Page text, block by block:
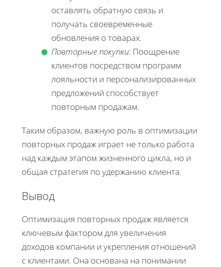
оставлять обратную связь и
получать своевременные
обновления о товарах.
Повторные покупки: Поощрение
клиентов посредством программ
лояльности и персонализированных
предложений способствует
повторным продажам.
Таким образом, важную роль в оптимизации
повторных продаж играет не только работа
над каждым этапом жизненного цикла, но и
общая стратегия по удержанию клиента.
Вывод
Оптимизация повторных продаж является
ключевым фактором для увеличения
доходов компании и укрепления отношений
с клиентами. Она основана на понимании